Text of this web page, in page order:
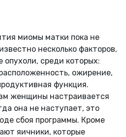
миомы матки пока не
несколько факторов,
среди которых:
ожирение,
функция.
женщины настраивается
она не наступает, это
сбоя программы. Кроме
яичники, которые